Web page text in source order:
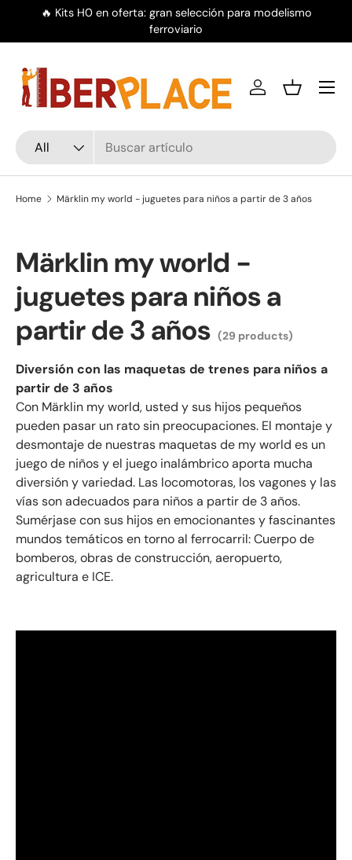
🔥 Kits H0 en oferta: gran selección para modelismo
ferroviario
Search
Product type
All
Log inBasket
Menu
Home Märklin my world - juguetes para niños a partir de 3 años
Märklin my world -
juguetes para niños a
partir de 3 años (29 products)
Diversión con las maquetas de trenes para niños a
partir de 3 años
Con Märklin my world, usted y sus hijos pequeños
pueden pasar un rato sin preocupaciones. El montaje y
desmontaje de nuestras maquetas de my world es un
juego de niños y el juego inalámbrico aporta mucha
diversión y variedad. Las locomotoras, los vagones y las
vías son adecuados para niños a partir de 3 años.
Sumérjase con sus hijos en emocionantes y fascinantes
mundos temáticos en torno al ferrocarril: Cuerpo de
bomberos, obras de construcción, aeropuerto,
agricultura e ICE.